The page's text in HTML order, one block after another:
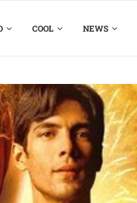
COOL NEWS